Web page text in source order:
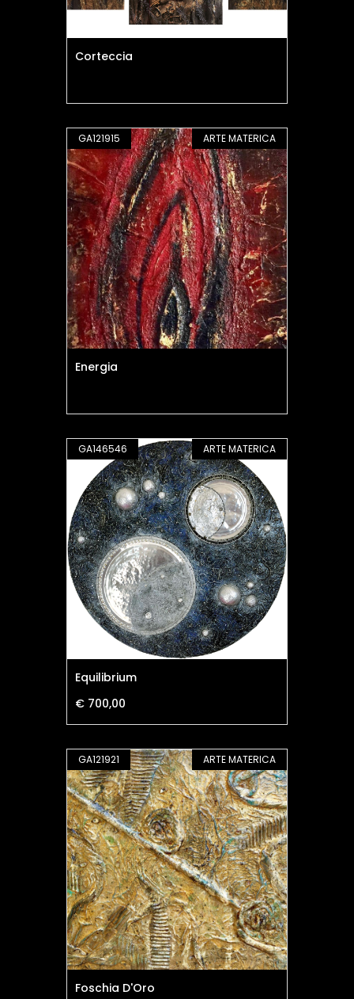
Corteccia
GA121915 ARTE MATERICA
Energia
GA146546 ARTE MATERICA
Equilibrium
€ 700,00
GA121921 ARTE MATERICA
Foschia D'Oro